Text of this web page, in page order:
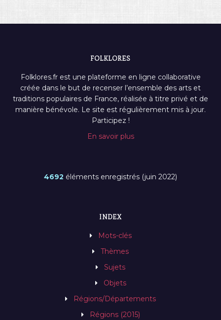
FOLKLORES
Folklores.fr est une plateforme en ligne collaborative
créée dans le but de recenser l’ensemble des arts et
traditions populaires de France, réalisée à titre privé et de
manière bénévole. Le site est régulièrement mis à jour.
Participez !
En savoir plus
4692 éléments enregistrés (juin 2022)
INDEX
Mots-clés
Thèmes
Sujets
Objets
Régions/Départements
Régions (2015)